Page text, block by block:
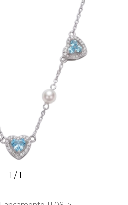
1 /1